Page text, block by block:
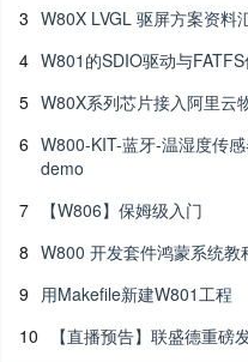
3 W80X LVGL 驱屏方案资料
4 W801的SDIO驱动与
5 W80X系列芯片接入阿里云
6 W800-KIT-蓝牙-温湿度传
demo
7
【W806】保姆级入门
8 W800 开发套件鸿蒙系统教
9 用Makefile新建W801工程
10
【直播预告】联盛德重磅